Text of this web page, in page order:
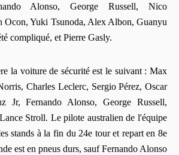
Alonso, George Russell, Nico
Ocon, Yuki Tsunoda, Alex Albon, Guanyu
compliqué, et Pierre Gasly.
la voiture de sécurité est le suivant : Max
Charles Leclerc, Sergio Pérez, Oscar
Jr, Fernando Alonso, George Russell,
Stroll. Le pilote australien de l'équipe
stands à la fin du 24e tour et repart en 8e
est en pneus durs, sauf Fernando Alonso